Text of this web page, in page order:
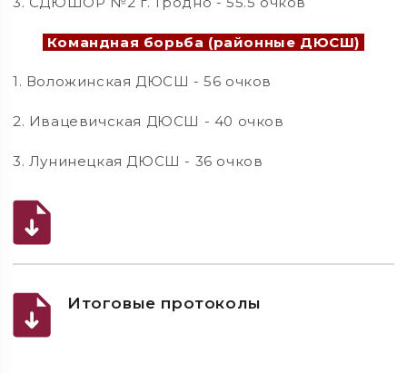
Командная борьба (районные ДЮСШ)
1. Воложинская ДЮСШ - 56 очков
2. Ивацевичская ДЮСШ - 40 очков
3. Лунинецкая ДЮСШ - 36 очков
Итоговые протоколы